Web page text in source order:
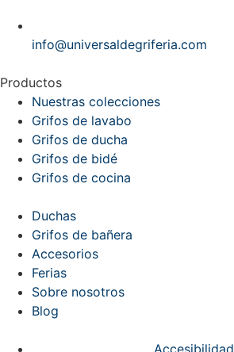
info@universaldegriferia.com
Productos
Nuestras colecciones
Grifos de lavabo
Grifos de ducha
Grifos de bidé
Grifos de cocina
Duchas
Grifos de bañera
Accesorios
Ferias
Sobre nosotros
Blog
Accesibilidad